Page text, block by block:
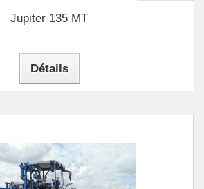
Jupiter 135 MT
Détails